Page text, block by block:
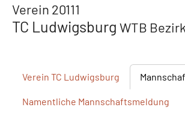
Verein 20111
TC Ludwigsburg WTB
Verein TC Ludwigsburg
Namentliche Mannschaftsmeldung